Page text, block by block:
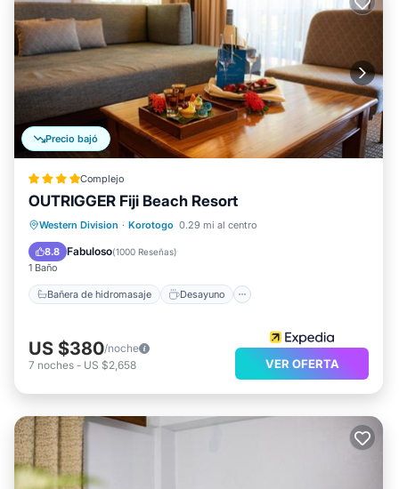
Precio bajó
Complejo
OUTRIGGER Fiji Beach Resort
Western Division · Korotogo 0.29 mi al centro
8.8 Fabuloso(1000 Reseñas)
1 Baño
Bañera de hidromasaje Desayuno
Bañera de hidromasaje
Desayuno
Aparcamiento
US $380/noche
7 noches - US $2,658 VER OFERTA